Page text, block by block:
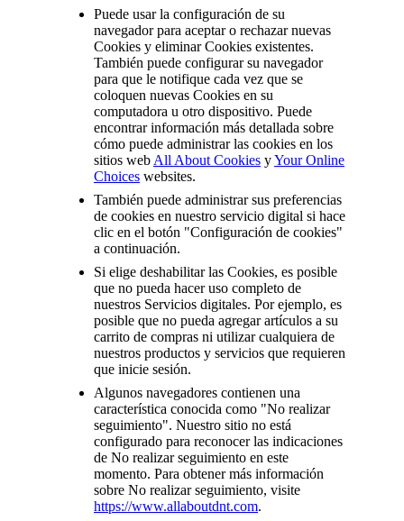
Puede usar la configuración de su
navegador para aceptar o rechazar nuevas
Cookies y eliminar Cookies existentes.
También puede configurar su navegador
para que le notifique cada vez que se
coloquen nuevas Cookies en su
computadora u otro dispositivo. Puede
encontrar información más detallada sobre
cómo puede administrar las cookies en los
sitios web All About Cookies yYour Online
Choices websites.
También puede administrar sus preferencias
de cookies en nuestro servicio digital si hace
clic en el botón "Configuración de cookies"
a continuación.
Si elige deshabilitar las Cookies, es posible
que no pueda hacer uso completo de
nuestros Servicios digitales. Por ejemplo, es
posible que no pueda agregar artículos a su
carrito de compras ni utilizar cualquiera de
nuestros productos y servicios que requieren
que inicie sesión.
Algunos navegadores contienen una
característica conocida como "No realizar
seguimiento". Nuestro sitio no está
configurado para reconocer las indicaciones
de No realizar seguimiento en este
momento. Para obtener más información
sobre No realizar seguimiento, visite
https://www.allaboutdnt.com.